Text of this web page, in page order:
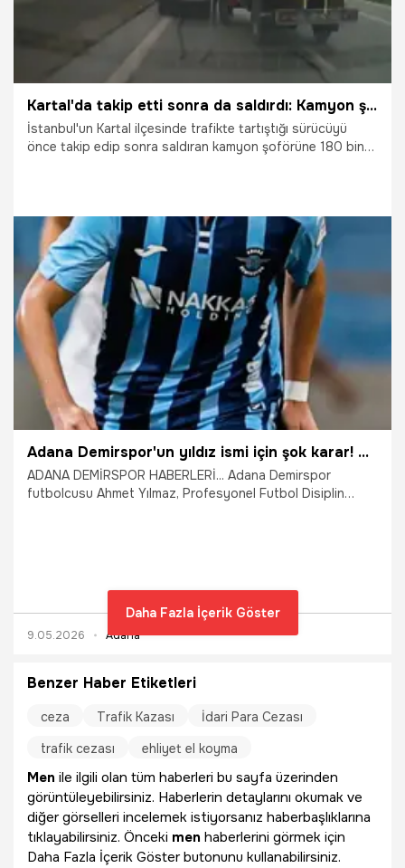
Kartal'da takip etti sonra da saldırdı: Kamyon şoförüne 180 bin TL ceza!
İstanbul'un Kartal ilçesinde trafikte tartıştığı sürücüyü
önce takip edip sonra saldıran kamyon şoförüne 180 bin
11.05.2026 Gündem
Adana Demirspor'un yıldız ismi için şok karar! Men edildi
ADANA DEMİRSPOR HABERLERİ... Adana Demirspor
futbolcusu Ahmet Yılmaz, Profesyonel Futbol Disiplin
9.05.2026 Adana
Daha Fazla İçerik Göster
Benzer Haber Etiketleri
ceza Trafik Kazası
İdari Para Cezası
trafik cezası
ehliyet el koyma
Men ile ilgili olan tüm haberleri bu sayfa üzerinden
görüntüleyebilirsiniz. Haberlerin detaylarını okumak ve
diğer görselleri incelemek istiyorsanız haberbaşlıklarına
tıklayabilirsiniz. Önceki men haberlerini görmek için
Daha Fazla İçerik Göster butonunu kullanabilirsiniz.